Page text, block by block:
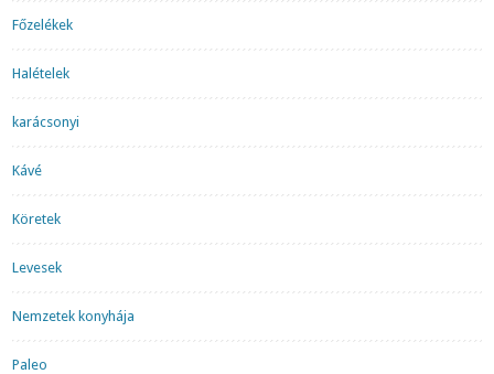
Főzelékek
Halételek
karácsonyi
Kávé
Köretek
Levesek
Nemzetek konyhája
Paleo